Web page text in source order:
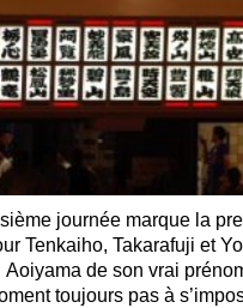
journée marque la
Tenkaiho, Takarafuji et
Aoiyama de son vrai
toujours pas à